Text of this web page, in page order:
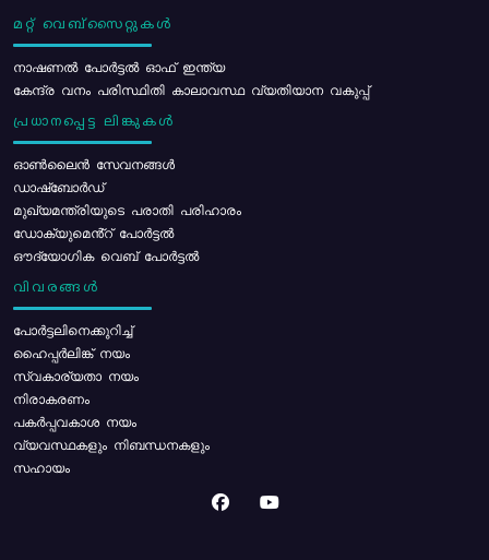
മറ്റ് വെബ്സൈറ്റുകൾ
നാഷണൽ പോർട്ടൽ ഓഫ് ഇന്ത്യ
കേന്ദ്ര വനം പരിസ്ഥിതി കാലാവസ്ഥ വ്യതിയാന വകുപ്പ്
പ്രധാനപ്പെട്ട ലിങ്കുകൾ
ഓൺലൈൻ സേവനങ്ങൾ
ഡാഷ്ബോർഡ്
മുഖ്യമന്ത്രിയുടെ പരാതി പരിഹാരം
ഡോക്യുമെൻ്റ് പോർട്ടൽ
ഔദ്യോഗിക വെബ് പോർട്ടൽ
വിവരങ്ങൾ
പോര്‍ട്ടലിനെക്കുറിച്ച്
ഹൈപ്പർലിങ്ക് നയം
സ്വകാര്യതാ നയം
നിരാകരണം
പകർപ്പവകാശ നയം
വ്യവസ്ഥകളും നിബന്ധനകളും
സഹായം